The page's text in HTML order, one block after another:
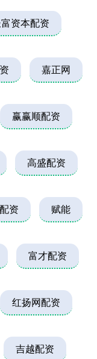
资本配资
嘉正网
赢赢顺配资
高盛配资
资 赋能
富才配资
红扬网配资
吉越配资